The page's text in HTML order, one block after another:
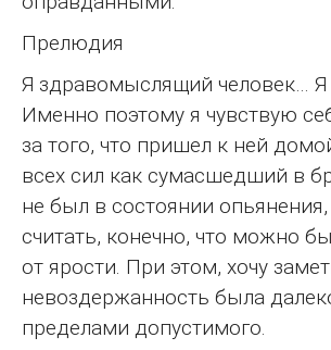
Прелюдия
Я здравомыслящий человек…
Именно поэтому я чувствую
за того, что пришел к ней
всех сил как сумасшедший в
не был в состоянии опьянения,
считать, конечно, что можно
от ярости. При этом, хочу
невоздержанность была
пределами допустимого.